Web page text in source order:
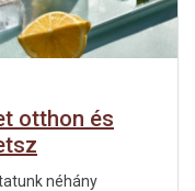
otthon és
néhány